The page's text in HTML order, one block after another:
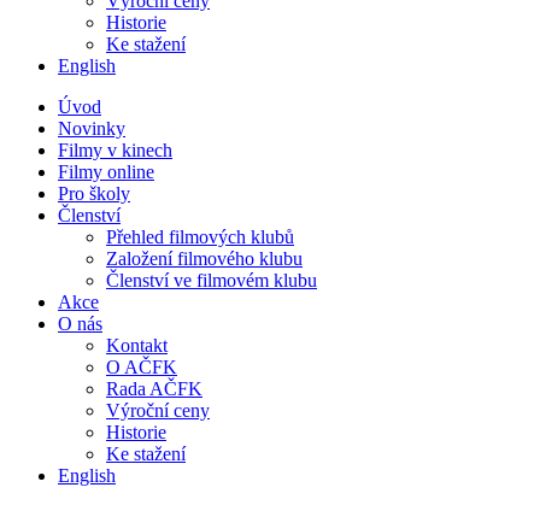
Historie
Ke stažení
English
Úvod
Novinky
Filmy v kinech
Filmy online
Pro školy
Členství
Přehled filmových klubů
Založení filmového klubu
Členství ve filmovém klubu
Akce
O nás
Kontakt
O AČFK
Rada AČFK
Výroční ceny
Historie
Ke stažení
English